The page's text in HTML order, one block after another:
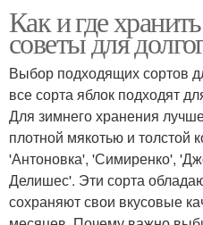
Как и где
советы для
Выбор подходящих сортов
все сорта яблок подходят
Для зимнего хранения
плотной мякотью и толстой
'Антоновка', 'Симиренко',
Делишес'. Эти сорта
сохраняют свои вкусовые